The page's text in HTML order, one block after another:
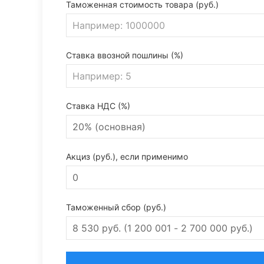
Таможенная стоимость товара (руб.)
Ставка ввозной пошлины (%)
Ставка НДС (%)
Акциз (руб.), если применимо
Таможенный сбор (руб.)